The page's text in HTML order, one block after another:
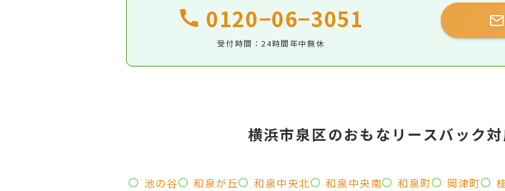
0120−06−3051
受付時間：24時間年中無休
横浜市泉区のおもなリースバック
池の谷 和泉が丘 和泉中央北 和泉中央南 和泉町 岡津町